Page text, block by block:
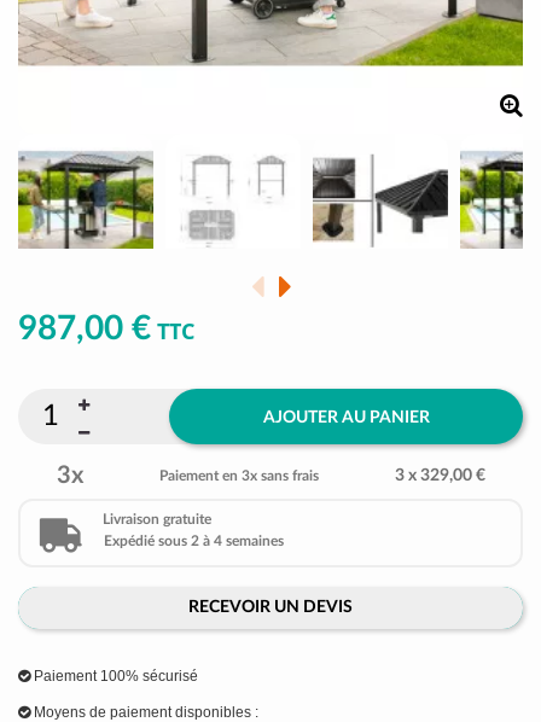
987,00 € TTC
AJOUTER AU PANIER
3x Paiement en 3x sans frais 3 x 329,00 €
Livraison gratuite
Expédié sous 2 à 4 semaines
RECEVOIR UN DEVIS
Paiement 100% sécurisé
Moyens de paiement disponibles :